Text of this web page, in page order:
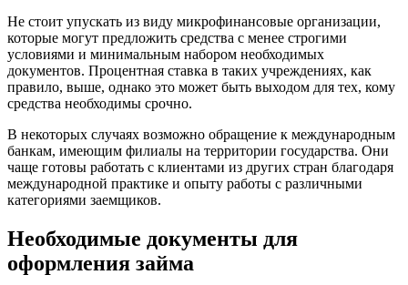
Не стоит упускать из виду микрофинансовые организации,
которые могут предложить средства с менее строгими
условиями и минимальным набором необходимых
документов. Процентная ставка в таких учреждениях, как
правило, выше, однако это может быть выходом для тех, кому
средства необходимы срочно.
В некоторых случаях возможно обращение к международным
банкам, имеющим филиалы на территории государства. Они
чаще готовы работать с клиентами из других стран благодаря
международной практике и опыту работы с различными
категориями заемщиков.
Необходимые документы для
оформления займа